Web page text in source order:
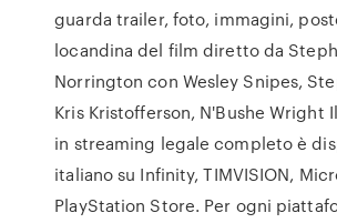
guarda trailer, foto, immagini,
locandina del film diretto da
Norrington con Wesley Snipes,
Kris Kristofferson, N'Bushe Wright
in streaming legale completo è
italiano su Infinity, TIMVISION,
PlayStation Store. Per ogni